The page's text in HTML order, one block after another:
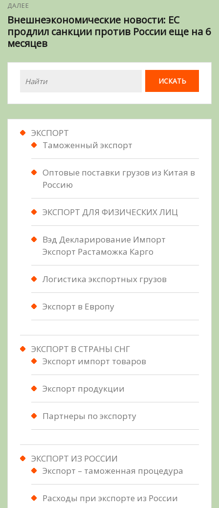
ДАЛЕЕ
Внешнеэкономические новости: ЕС
продлил санкции против России еще на 6
месяцев
ЭКСПОРТ
Таможенный экспорт
Оптовые поставки грузов из Китая в
Россию
ЭКСПОРТ ДЛЯ ФИЗИЧЕСКИХ ЛИЦ
Вэд Декларирование Импорт
Экспорт Растаможка Карго
Логистика экспортных грузов
Экспорт в Европу
ЭКСПОРТ В СТРАНЫ СНГ
Экспорт импорт товаров
Экспорт продукции
Партнеры по экспорту
ЭКСПОРТ ИЗ РОССИИ
Экспорт – таможенная процедура
Расходы при экспорте из России